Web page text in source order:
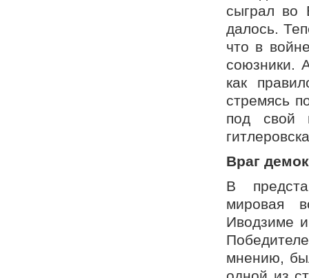
сыграл во
далось.
что в
союзники.
как
стремясь
под свой
Враг
В
мировая
Иводзиме
мнению,